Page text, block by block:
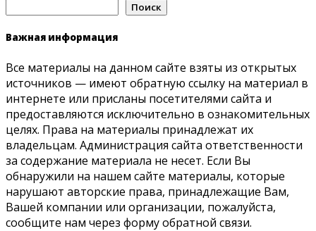
Поиск
Важная информация
Все материалы на данном сайте взяты из открытых
источников — имеют обратную ссылку на материал в
интернете или присланы посетителями сайта и
предоставляются исключительно в ознакомительных
целях. Права на материалы принадлежат их
владельцам. Администрация сайта ответственности
за содержание материала не несет. Если Вы
обнаружили на нашем сайте материалы, которые
нарушают авторские права, принадлежащие Вам,
Вашей компании или организации, пожалуйста,
сообщите нам через форму обратной связи.